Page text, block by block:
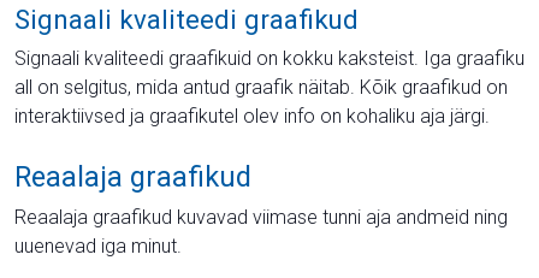
Signaali kvaliteedi graafikud
Signaali kvaliteedi graafikuid on kokku kaksteist. Iga graafiku
all on selgitus, mida antud graafik näitab. Kõik graafikud on
interaktiivsed ja graafikutel olev info on kohaliku aja järgi.
Reaalaja graafikud
Reaalaja graafikud kuvavad viimase tunni aja andmeid ning
uuenevad iga minut.